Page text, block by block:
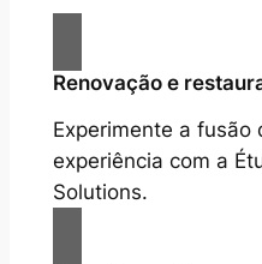
Renovação e
Experimente a fusão
experiência com a
Solutions.